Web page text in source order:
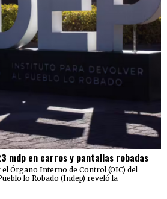
mdp en carros y pantallas robadas
Órgano Interno de Control (OIC) del
lo Robado (Indep) reveló la